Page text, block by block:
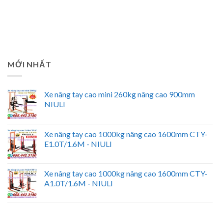
MỚI NHẤT
Xe nâng tay cao mini 260kg nâng cao 900mm
NIULI
Xe nâng tay cao 1000kg nâng cao 1600mm CTY-
E1.0T/1.6M - NIULI
Xe nâng tay cao 1000kg nâng cao 1600mm CTY-
A1.0T/1.6M - NIULI